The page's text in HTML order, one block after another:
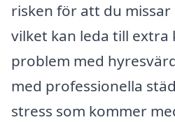
risken för att du
vilket kan leda till
problem med
med professionella
stress som kommer